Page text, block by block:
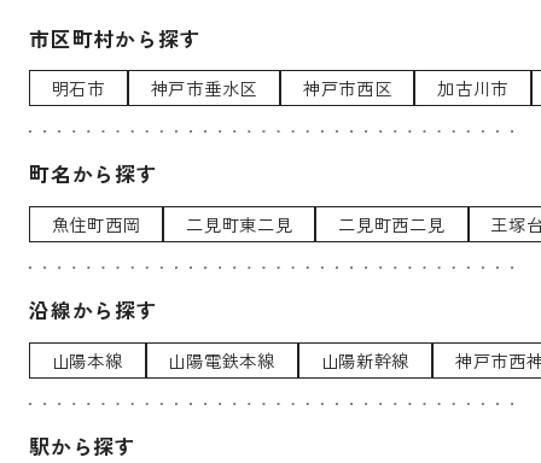
市区町村から探す
明石市 神戸市垂水区 神戸市西区 加古川市
町名から探す
魚住町西岡 二見町東二見 二見町西二見 王塚
沿線から探す
山陽本線 山陽電鉄本線 山陽新幹線 神戸市西
駅から探す